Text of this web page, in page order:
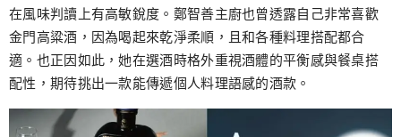
在風味判讀上有高敏銳度。鄭智善主廚也曾透露自己非常喜歡
金門高粱酒，因為喝起來乾淨柔順，且和各種料理搭配都合
適。也正因如此，她在選酒時格外重視酒體的平衡感與餐桌搭
配性，期待挑出一款能傳遞個人料理語感的酒款。